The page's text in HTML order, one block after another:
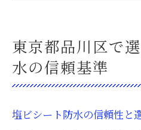
塩ビシート防水の
心感
防水工事の適正判
東京都品川区で
水の信頼基準
塩ビシート防水の信頼性と